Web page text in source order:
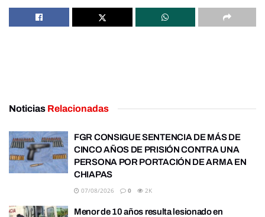
Noticias Relacionadas
FGR CONSIGUE SENTENCIA DE MÁS DE
CINCO AÑOS DE PRISIÓN CONTRA UNA
PERSONA POR PORTACIÓN DE ARMA EN
CHIAPAS
07/08/2026 0 2K
Menor de 10 años resulta lesionado en